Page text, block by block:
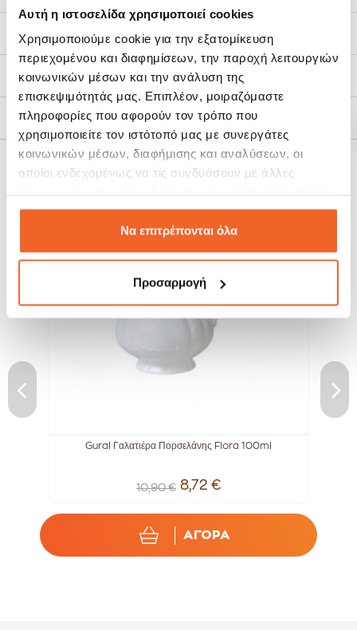
Αυτή η ιστοσελίδα χρησιμοποιεί cookies
Χρησιμοποιούμε cookie για την εξατομίκευση
περιεχομένου και διαφημίσεων, την παροχή λειτουργιών
κοινωνικών μέσων και την ανάλυση της
επισκεψιμότητάς μας. Επιπλέον, μοιραζόμαστε
πληροφορίες που αφορούν τον τρόπο που
χρησιμοποιείτε τον ιστότοπό μας με συνεργάτες
κοινωνικών μέσων, διαφήμισης και αναλύσεων, οι
οποίοι ενδεχομένως να τις συνδυάσουν με άλλες
έχουν συλλέξει σε σχέση με την από μέρους σας χρήση
των υπηρεσιών τους.Να επιτρέπονται όλα
Προσαρμογή
Χαρακτηριστικά
Τρόποι Αποστολής
Πολιτική Επιστροφών
ΣΧΕΤΙΚΆ ΠΡΟΪΌΝΤΑ
Gural Γαλατιέρα Πορσελάνης Flora 100ml
10,90 € 8,72 €
ΑΓΟΡΑ